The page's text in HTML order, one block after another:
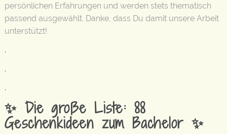
persönlichen Erfahrungen und werden stets thematisch
passend ausgewählt. Danke, dass Du damit unsere Arbeit
unterstützt!
.
.
.
✨ Die große Liste: 88
Geschenkideen zum Bachelor ✨